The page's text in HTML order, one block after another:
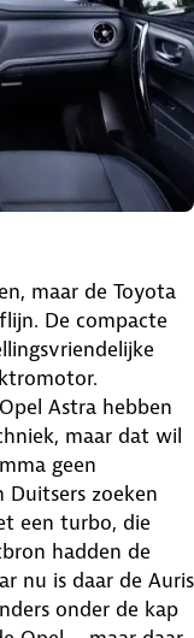
maar de Toyota
De compacte
Astra hebben
maar dat wil
geen
zoeken
een turbo, die
hadden de
nu is daar de Auris
onder de kap